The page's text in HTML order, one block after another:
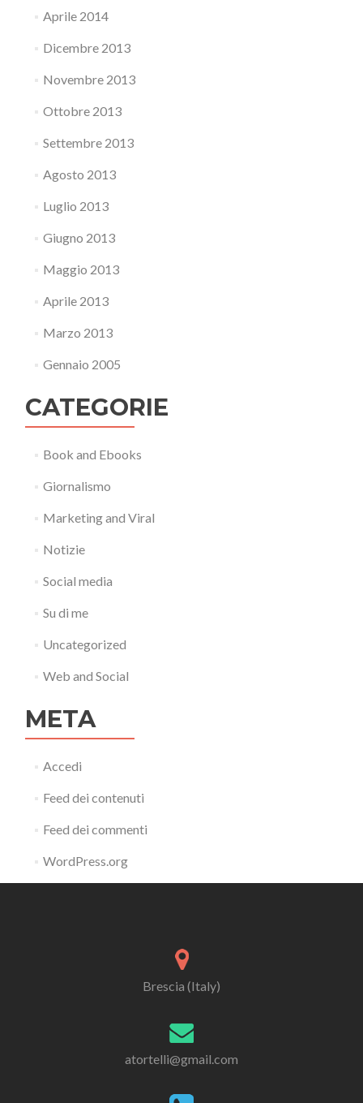
Aprile 2014
Dicembre 2013
Novembre 2013
Ottobre 2013
Settembre 2013
Agosto 2013
Luglio 2013
Giugno 2013
Maggio 2013
Aprile 2013
Marzo 2013
Gennaio 2005
CATEGORIE
Book and Ebooks
Giornalismo
Marketing and Viral
Notizie
Social media
Su di me
Uncategorized
Web and Social
META
Accedi
Feed dei contenuti
Feed dei commenti
WordPress.org
Brescia (Italy)
atortelli@gmail.com